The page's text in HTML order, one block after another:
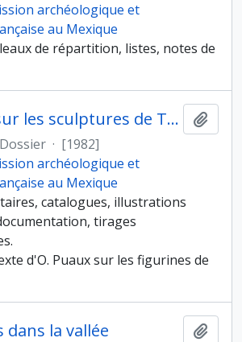
archéologique et
au Mexique
de répartition, listes, notes de
Publication sur les sculptures de Tonina, phase 1
Dossier · [1982]
archéologique et
au Mexique
catalogues, illustrations
tirages
d'O. Puaux sur les figurines de
dans la vallée